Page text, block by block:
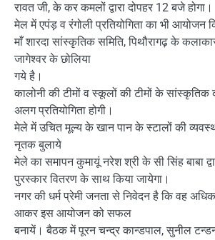
रावत जी, के कर कमलों द्वारा दोपहर 12 बजे होगा।
मेल में एपंड़ व रंगोली प्रतियोगिता का भी आयोजन
माँ शारदा सांस्कृतिक समिति, पिथौरागढ़ के
जागेश्वर के छोलिया
गये है।
कालोनी की टीमों व स्कूलों की टीमों के सांस्कृतिक
अलग प्रतियोगिता होगी।
मेले में उचित मूल्य के खान पान के स्टालों की
नृतक बुलाये
मेले का समापन कुमायूं नरेश श्री के सी सिंह बाबा
पुरस्कार वितरण के साथ किया जायेगा।
नगर की धर्म प्रेमी जनता से निवेदन है कि वह
आकर इस आयोजन को सफल
बनायें। बैठक में पूरन चन्द्र कान्डपाल, सुनील